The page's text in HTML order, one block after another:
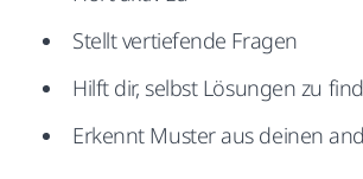
Stellt vertiefende Fragen
Hilft dir, selbst Lösungen zu
Erkennt Muster aus deinen